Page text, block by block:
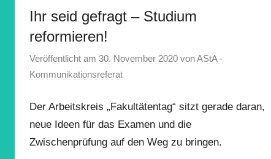
Ihr seid gefragt – Studium
reformieren!
Veröffentlicht am 30. November 2020 vonAStA -
Kommunikationsreferat
Der Arbeitskreis „Fakultätentag“ sitzt gerade daran,
neue Ideen für das Examen und die
Zwischenprüfung auf den Weg zu bringen.